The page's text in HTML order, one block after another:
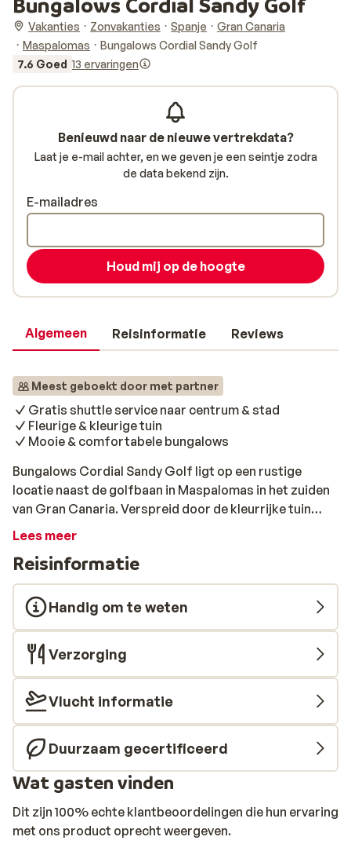
Vakanties Zonvakanties Spanje
Gran Canaria
Maspalomas
Bungalows Cordial Sandy Golf
7.6 Goed 13 ervaringen
Algemeen Reisinformatie Reviews
Meest geboekt door met partner
Gratis shuttle service naar centrum & stad
Fleurige & kleurige tuin
Mooie & comfortabele bungalows
Bungalows Cordial Sandy Golf ligt op een rustige
locatie naast de golfbaan in Maspalomas in het zuiden
van Gran Canaria. Verspreid door de kleurrijke tuin
liggen de witte bungalows. De combinatie van
elementen zorgen ervoor dat je je snel thuis voelt.
Gasten kunnen gebruikmaken van het restaurant in
Hotel Cordial Green Golf. Voor het ultieme
vakantiegevoel moet je natuurlijk af en toe een duik in
het zwembad nemen. Gelukkig is er een groot
zwembad welk voor de nodige verkoeling zorgt.
Rondom het bad staan ligbedjes opgesteld waar je
volop kan wegdromen in de zon of in de schaduw van
één van de palmbomen.
Lees meer
Reisinformatie
Handig om te weten
Verzorging
Vlucht informatie
Duurzaam gecertificeerd
Wat gasten vinden
Dit zijn 100% echte klantbeoordelingen die hun ervaring
met ons product oprecht weergeven.
Benieuwd naar de nieuwe vertrekdata?
Laat je e-mail achter, en we geven je een seintje zodra
de data bekend zijn.
E-mailadres
Houd mij op de hoogte